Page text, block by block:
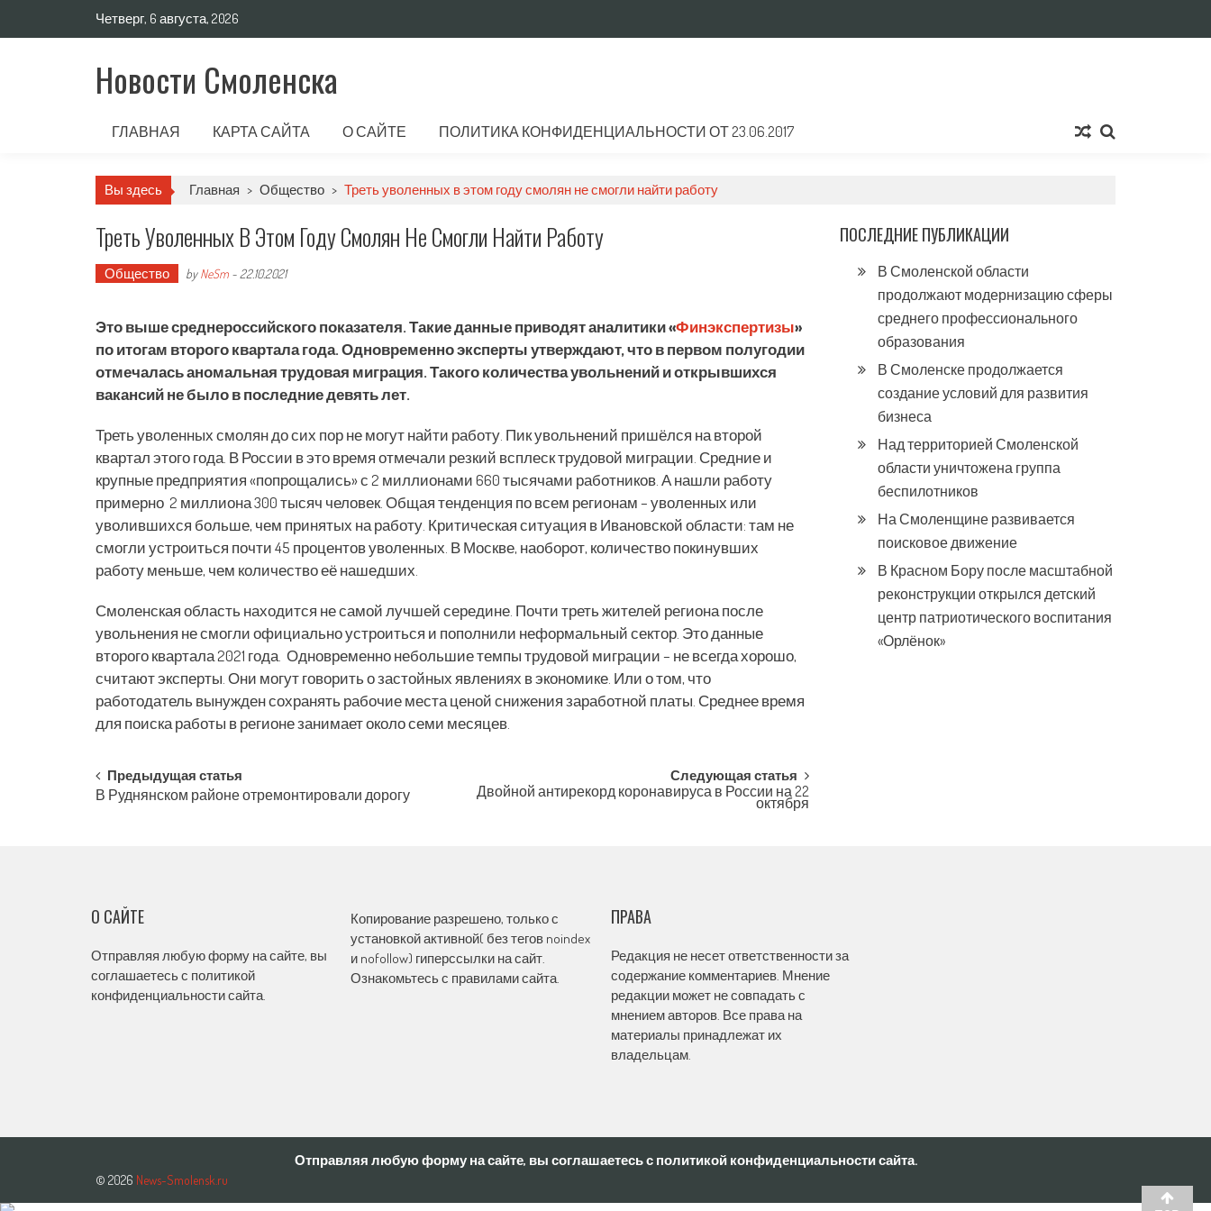
Четверг, 6 августа, 2026
Новости Смоленска
ГЛАВНАЯ КАРТА САЙТА О САЙТЕ ПОЛИТИКА КОНФИДЕНЦИАЛЬНОСТИ ОТ 23.06.2017
Вы здесь Главная > Общество > Треть уволенных в этом году смолян не смогли найти работу
Треть Уволенных В Этом Году Смолян Не Смогли Найти Работу
Общество byNeSm - 22.10.2021
Это выше среднероссийского показателя. Такие данные приводят аналитики «Финэкспертизы»
по итогам второго квартала года. Одновременно эксперты утверждают, что в первом полугодии
отмечалась аномальная трудовая миграция. Такого количества увольнений и открывшихся
вакансий не было в последние девять лет.
Треть уволенных смолян до сих пор не могут найти работу. Пик увольнений пришёлся на второй
квартал этого года. В России в это время отмечали резкий всплеск трудовой миграции. Средние и
крупные предприятия «попрощались» с 2 миллионами 660 тысячами работников. А нашли работу
примерно 2 миллиона 300 тысяч человек. Общая тенденция по всем регионам – уволенных или
уволившихся больше, чем принятых на работу. Критическая ситуация в Ивановской области: там не
смогли устроиться почти 45 процентов уволенных. В Москве, наоборот, количество покинувших
работу меньше, чем количество её нашедших.
Смоленская область находится не самой лучшей середине. Почти треть жителей региона после
увольнения не смогли официально устроиться и пополнили неформальный сектор. Это данные
второго квартала 2021 года. Одновременно небольшие темпы трудовой миграции – не всегда хорошо,
считают эксперты. Они могут говорить о застойных явлениях в экономике. Или о том, что
работодатель вынужден сохранять рабочие места ценой снижения заработной платы. Среднее время
для поиска работы в регионе занимает около семи месяцев.
Post
Предыдущая статья
В Руднянском районе отремонтировали дорогу
Следующая статья
Двойной антирекорд коронавируса в России на 22
октября
ПОСЛЕДНИЕ ПУБЛИКАЦИИ
В Смоленской области
продолжают модернизацию сферы
среднего профессионального
образования
В Смоленске продолжается
создание условий для развития
бизнеса
Над территорией Смоленской
области уничтожена группа
беспилотников
На Смоленщине развивается
поисковое движение
В Красном Бору после масштабной
реконструкции открылся детский
центр патриотического воспитания
«Орлёнок»
О САЙТЕ
Отправляя любую форму на сайте, вы
соглашаетесь с политикой
конфиденциальности сайта.
Копирование разрешено, только с
установкой активной( без тегов noindex
и nofollow) гиперссылки на сайт.
Ознакомьтесь с правилами сайта.
ПРАВА
Редакция не несет ответственности за
содержание комментариев. Мнение
редакции может не совпадать с
мнением авторов. Все права на
материалы принадлежат их
владельцам.
Отправляя любую форму на сайте, вы соглашаетесь с политикой конфиденциальности сайта.
© 2026 News-Smolensk.ru